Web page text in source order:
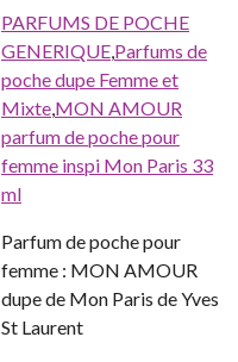
PARFUMS DE POCHE
GENERIQUE,Parfums de
poche dupe Femme et
Mixte,MON AMOUR
parfum de poche pour
femme inspi Mon Paris 33
ml
Parfum de poche pour
femme : MON AMOUR
dupe de Mon Paris de Yves
St Laurent